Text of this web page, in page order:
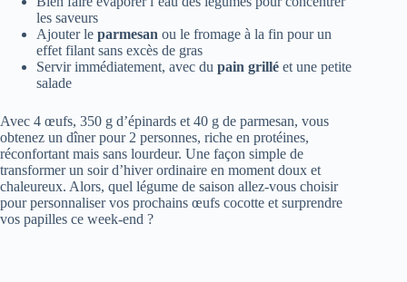
les saveurs
Ajouter le parmesan ou le fromage à la fin pour un
effet filant sans excès de gras
Servir immédiatement, avec du pain grillé et une petite
salade
Avec 4 œufs, 350 g d’épinards et 40 g de parmesan, vous
obtenez un dîner pour 2 personnes, riche en protéines,
réconfortant mais sans lourdeur. Une façon simple de
transformer un soir d’hiver ordinaire en moment doux et
chaleureux. Alors, quel légume de saison allez-vous choisir
pour personnaliser vos prochains œufs cocotte et surprendre
vos papilles ce week-end ?